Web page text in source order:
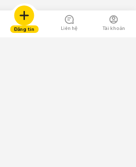
Đăng tin Liên hệ Tài khoản